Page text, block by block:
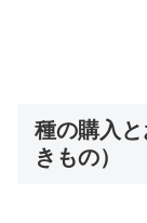
種の購入
きもの）